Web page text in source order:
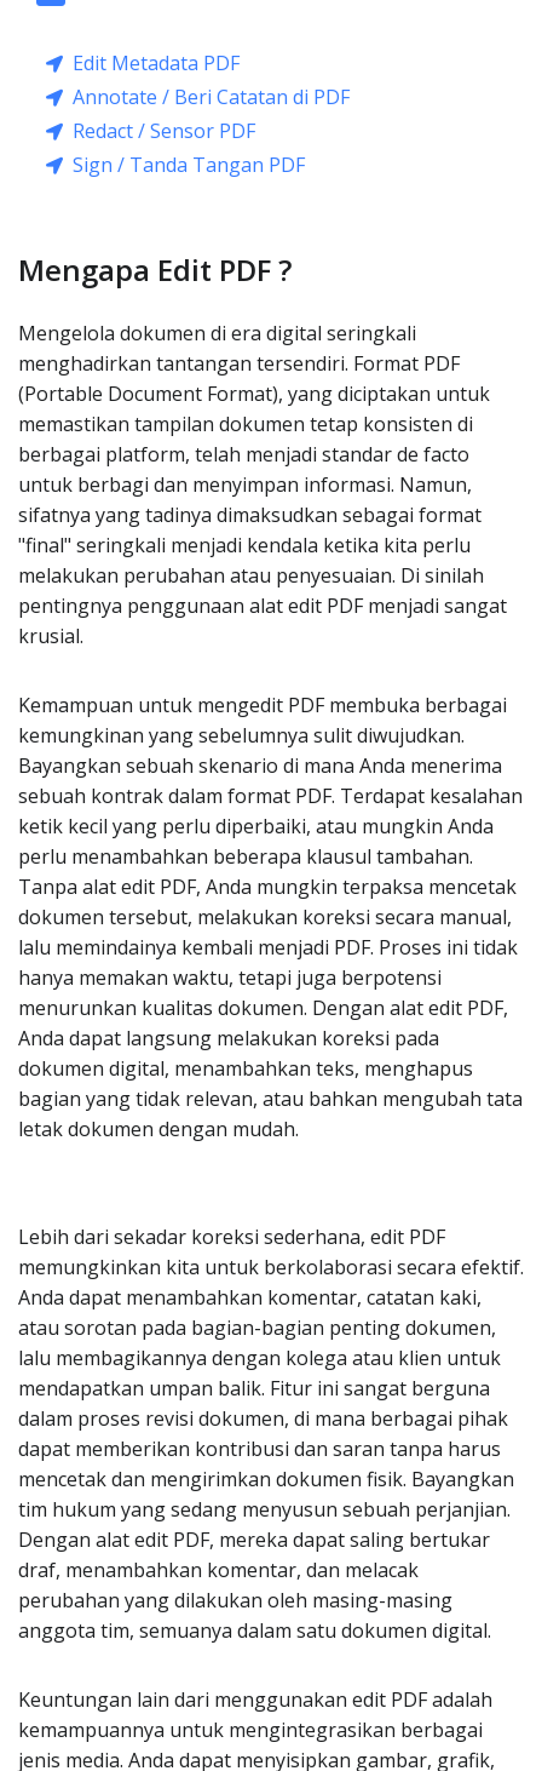
Edit Metadata PDF
Annotate / Beri Catatan di PDF
Redact / Sensor PDF
Sign / Tanda Tangan PDF
Mengapa Edit PDF ?
Mengelola dokumen di era digital seringkali
menghadirkan tantangan tersendiri. Format PDF
(Portable Document Format), yang diciptakan untuk
memastikan tampilan dokumen tetap konsisten di
berbagai platform, telah menjadi standar de facto
untuk berbagi dan menyimpan informasi. Namun,
sifatnya yang tadinya dimaksudkan sebagai format
"final" seringkali menjadi kendala ketika kita perlu
melakukan perubahan atau penyesuaian. Di sinilah
pentingnya penggunaan alat edit PDF menjadi sangat
krusial.
Kemampuan untuk mengedit PDF membuka berbagai
kemungkinan yang sebelumnya sulit diwujudkan.
Bayangkan sebuah skenario di mana Anda menerima
sebuah kontrak dalam format PDF. Terdapat kesalahan
ketik kecil yang perlu diperbaiki, atau mungkin Anda
perlu menambahkan beberapa klausul tambahan.
Tanpa alat edit PDF, Anda mungkin terpaksa mencetak
dokumen tersebut, melakukan koreksi secara manual,
lalu memindainya kembali menjadi PDF. Proses ini tidak
hanya memakan waktu, tetapi juga berpotensi
menurunkan kualitas dokumen. Dengan alat edit PDF,
Anda dapat langsung melakukan koreksi pada
dokumen digital, menambahkan teks, menghapus
bagian yang tidak relevan, atau bahkan mengubah tata
letak dokumen dengan mudah.
Lebih dari sekadar koreksi sederhana, edit PDF
memungkinkan kita untuk berkolaborasi secara efektif.
Anda dapat menambahkan komentar, catatan kaki,
atau sorotan pada bagian-bagian penting dokumen,
lalu membagikannya dengan kolega atau klien untuk
mendapatkan umpan balik. Fitur ini sangat berguna
dalam proses revisi dokumen, di mana berbagai pihak
dapat memberikan kontribusi dan saran tanpa harus
mencetak dan mengirimkan dokumen fisik. Bayangkan
tim hukum yang sedang menyusun sebuah perjanjian.
Dengan alat edit PDF, mereka dapat saling bertukar
draf, menambahkan komentar, dan melacak
perubahan yang dilakukan oleh masing-masing
anggota tim, semuanya dalam satu dokumen digital.
Keuntungan lain dari menggunakan edit PDF adalah
kemampuannya untuk mengintegrasikan berbagai
jenis media. Anda dapat menyisipkan gambar, grafik,